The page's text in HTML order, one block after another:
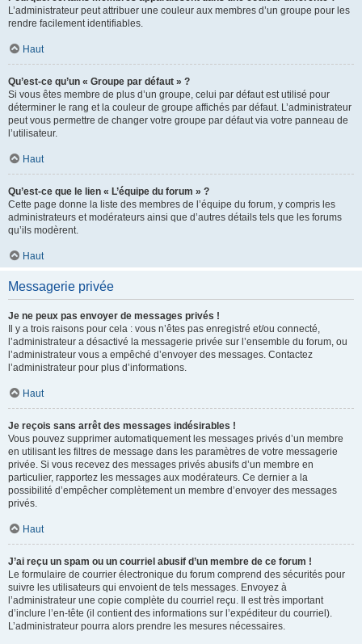
L’administrateur peut attribuer une couleur aux membres d’un groupe pour les
rendre facilement identifiables.
Haut
Qu’est-ce qu’un « Groupe par défaut » ?
Si vous êtes membre de plus d’un groupe, celui par défaut est utilisé pour
déterminer le rang et la couleur de groupe affichés par défaut. L’administrateur
peut vous permettre de changer votre groupe par défaut via votre panneau de
l’utilisateur.
Haut
Qu’est-ce que le lien « L’équipe du forum » ?
Cette page donne la liste des membres de l’équipe du forum, y compris les
administrateurs et modérateurs ainsi que d’autres détails tels que les forums
qu’ils modèrent.
Haut
Messagerie privée
Je ne peux pas envoyer de messages privés !
Il y a trois raisons pour cela : vous n’êtes pas enregistré et/ou connecté,
l’administrateur a désactivé la messagerie privée sur l’ensemble du forum, ou
l’administrateur vous a empêché d’envoyer des messages. Contactez
l’administrateur pour plus d’informations.
Haut
Je reçois sans arrêt des messages indésirables !
Vous pouvez supprimer automatiquement les messages privés d’un membre
en utilisant les filtres de message dans les paramètres de votre messagerie
privée. Si vous recevez des messages privés abusifs d’un membre en
particulier, rapportez les messages aux modérateurs. Ce dernier a la
possibilité d’empêcher complètement un membre d’envoyer des messages
privés.
Haut
J’ai reçu un spam ou un courriel abusif d’un membre de ce forum !
Le formulaire de courrier électronique du forum comprend des sécurités pour
suivre les utilisateurs qui envoient de tels messages. Envoyez à
l’administrateur une copie complète du courriel reçu. Il est très important
d’inclure l’en-tête (il contient des informations sur l’expéditeur du courriel).
L’administrateur pourra alors prendre les mesures nécessaires.